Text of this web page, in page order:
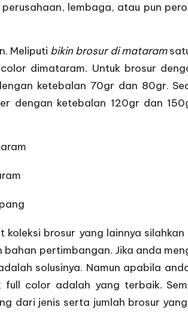
lembaga, atau pun
Meliputi bikin brosur di mataram
dimataram. Untuk brosur
ketebalan 70gr dan 80gr.
ketebalan 120gr dan
brosur yang lainnya silahkan
pertimbangan. Jika anda
solusinya. Namun apabila
color adalah yang terbaik.
dari jenis serta jumlah brosur